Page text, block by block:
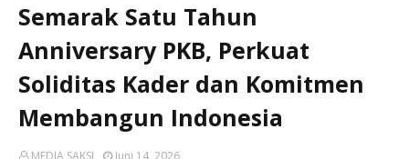
Semarak Satu Tahun
Anniversary PKB, Perkuat
Soliditas Kader dan Komitmen
Membangun Indonesia
MEDIA SAKSI Juni 14, 2026